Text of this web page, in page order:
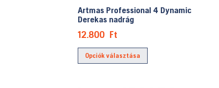
Artmas Professional 4 Dynamic
Derekas nadrág
12.800 Ft
Opciók választása
Ennek